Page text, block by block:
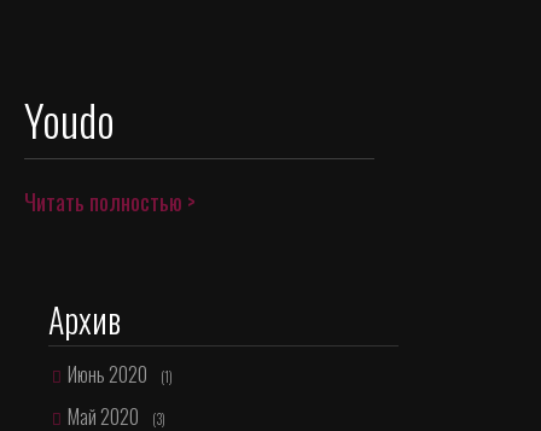
Youdo
Читать полностью >
Архив
Июнь 2020 (1)
Май 2020 (3)